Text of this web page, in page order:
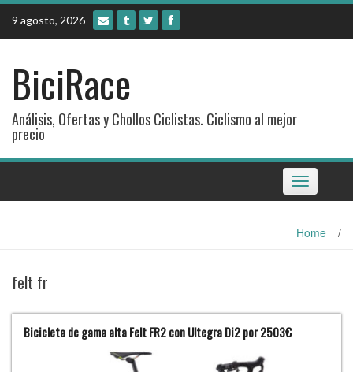
Skip
content
9 agosto, 2026
BiciRace
Análisis, Ofertas y Chollos Ciclistas. Ciclismo al mejor
precio
Toggle
navigation
Home /
felt fr
Bicicleta de gama alta Felt FR2 con Ultegra Di2 por 2503€